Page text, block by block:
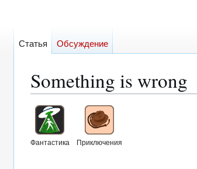
Something is wrong
Перейти
навигации
Перейти
поиску
Фантастика Приключения
Статья Обсуждение